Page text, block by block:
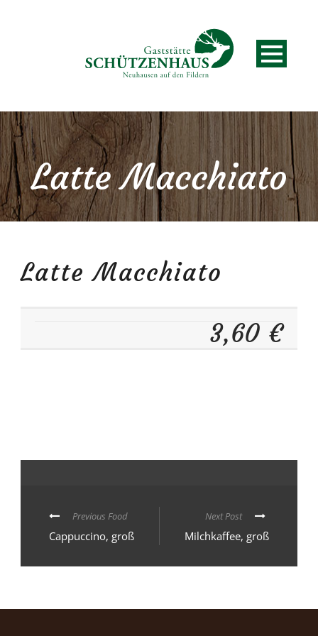
Latte Macchiato
Latte Macchiato
3,60 €
Previous Food
Cappuccino, groß
Next Post
Milchkaffee, groß